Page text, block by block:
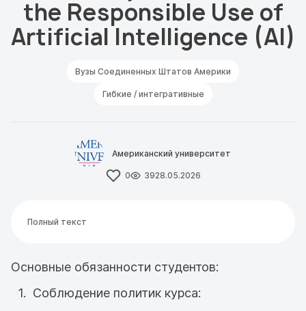
the Responsible Use of
Artificial Intelligence (AI)
Вузы Соединенных Штатов Америки
Гибкие / интегративные
Американский университет
0 3928.05.2026
Основные обязанности студентов:
Соблюдение политик курса:
Полный текст